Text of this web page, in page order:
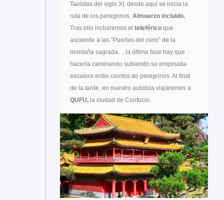
Taoístas del siglo XI, desde aquí se inicia la
ruta de los peregrinos. Almuerzo incluido.
Tras ello incluiremos el teleférico que
asciende a las “Puertas del cielo” de la
montaña sagrada… la última fase hay que
hacerla caminando subiendo su empinada
escalera entre cientos de peregrinos. Al final
de la tarde, en nuestro autobús viajaremos a
QUFU, la ciudad de Confucio.